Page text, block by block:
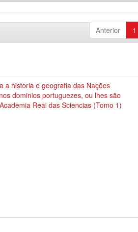
Anterior 1
a historia e geografia das Nações
dominios portuguezes, ou lhes são
Real das Sciencias (Tomo 1)